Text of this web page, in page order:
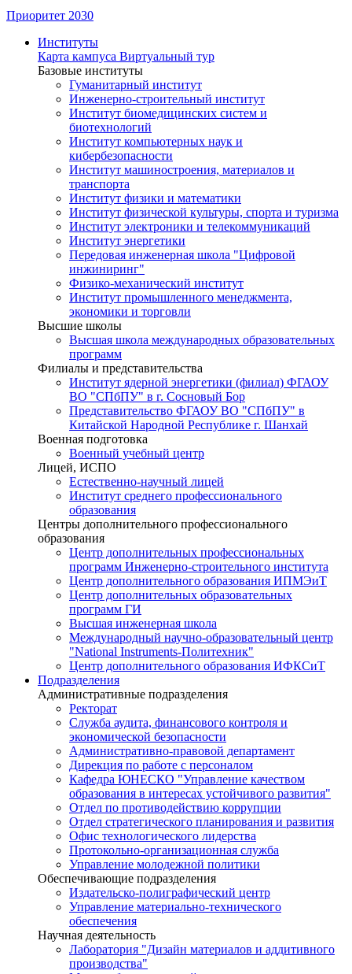
Приоритет 2030
Институты
Карта кампуса Виртуальный тур
Базовые институты
Гуманитарный институт
Инженерно-строительный институт
Институт биомедицинских систем и
биотехнологий
Институт компьютерных наук и
кибербезопасности
Институт машиностроения, материалов и
транспорта
Институт физики и математики
Институт физической культуры, спорта и туризма
Институт электроники и телекоммуникаций
Институт энергетики
Передовая инженерная школа "Цифровой
инжиниринг"
Физико-механический институт
Институт промышленного менеджмента,
экономики и торговли
Высшие школы
Высшая школа международных образовательных
программ
Филиалы и представительства
Институт ядерной энергетики (филиал) ФГАОУ
ВО "СПбПУ" в г. Сосновый Бор
Представительство ФГАОУ ВО "СПбПУ" в
Китайской Народной Республике г. Шанхай
Военная подготовка
Военный учебный центр
Лицей, ИСПО
Естественно-научный лицей
Институт среднего профессионального
образования
Центры дополнительного профессионального
образования
Центр дополнительных профессиональных
программ Инженерно-строительного института
Центр дополнительного образования ИПМЭиТ
Центр дополнительных образовательных
программ ГИ
Высшая инженерная школа
Международный научно-образовательный центр
"National Instruments-Политехник"
Центр дополнительного образования ИФКСиТ
Подразделения
Административные подразделения
Ректорат
Служба аудита, финансового контроля и
экономической безопасности
Административно-правовой департамент
Дирекция по работе с персоналом
Кафедра ЮНЕСКО "Управление качеством
образования в интересах устойчивого развития"
Отдел по противодействию коррупции
Отдел стратегического планирования и развития
Офис технологического лидерства
Протокольно-организационная служба
Управление молодежной политики
Обеспечивающие подразделения
Издательско-полиграфический центр
Управление материально-технического
обеспечения
Научная деятельность
Лаборатория "Дизайн материалов и аддитивного
производства"